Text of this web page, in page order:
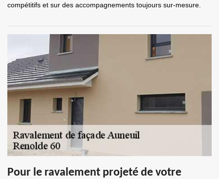
compétitifs et sur des accompagnements toujours sur-mesure.
Pour le ravalement projeté de votre